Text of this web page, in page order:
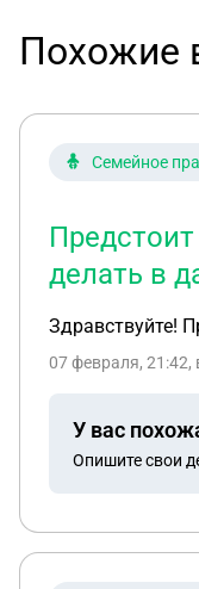
Похожие
Семейное
делать в
Здравствуйте!
07 февраля, 21:42,
У вас
Опишите свои